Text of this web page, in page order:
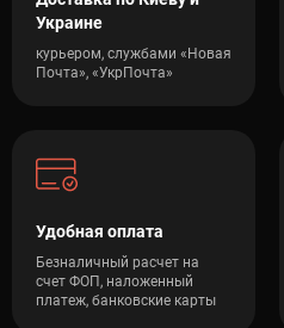
Украине
курьером, службами «Новая
Почта», «УкрПочта»
Удобная оплата
Безналичный расчет на
счет ФОП, наложенный
платеж, банковские карты